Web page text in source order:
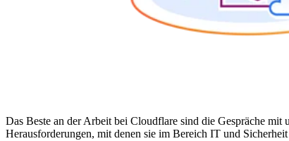
Das Beste an der Arbeit bei Cloudflare sind die Gespräche mit
Herausforderungen, mit denen sie im Bereich IT und